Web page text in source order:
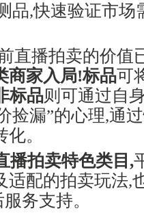
品,快速验证市场
播拍卖的价值
商家入局!标品可
标品则可通过自
捡漏”的心理,通
。
拍卖特色类目,
适配的拍卖玩法,
务支持。